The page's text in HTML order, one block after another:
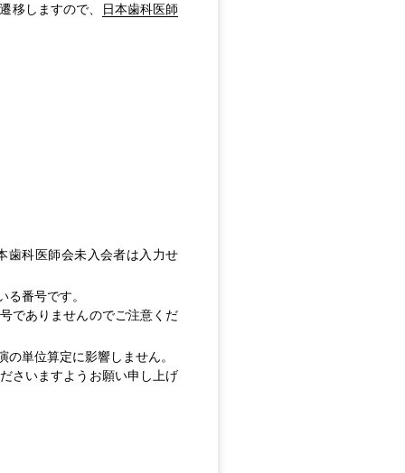
移しますので、 日本歯科医師
歯科医師会未入会者は入力せ
る番号です。
でありませんのでご注意くだ
単位算定に影響しません。
さいますようお願い申し上げ